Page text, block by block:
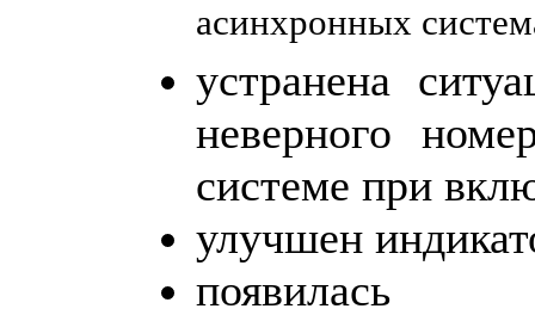
асинхронных
устранена
неверного
системе при
улучшен